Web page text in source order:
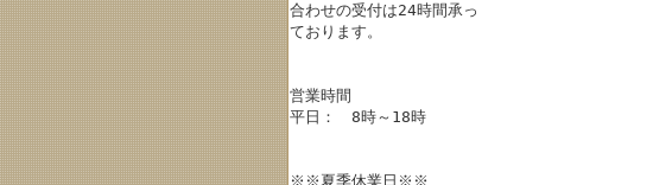
合わせの受付は24時間承っ
ております。
営業時間
平日： 8時～18時
※※夏季休業日※※